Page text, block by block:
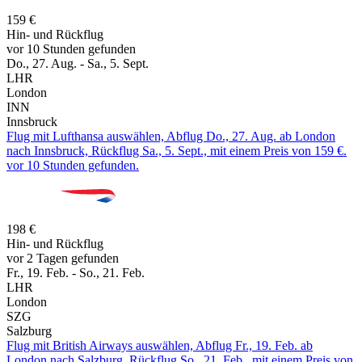
159 €
Hin- und Rückflug
vor 10 Stunden gefunden
Do., 27. Aug. - Sa., 5. Sept.
LHR
London
INN
Innsbruck
Flug mit Lufthansa auswählen, Abflug Do., 27. Aug. ab London
nach Innsbruck, Rückflug Sa., 5. Sept., mit einem Preis von 159 €.
vor 10 Stunden gefunden.
198 €
Hin- und Rückflug
vor 2 Tagen gefunden
Fr., 19. Feb. - So., 21. Feb.
LHR
London
SZG
Salzburg
Flug mit British Airways auswählen, Abflug Fr., 19. Feb. ab